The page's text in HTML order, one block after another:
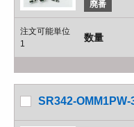
廃番
注文可能単位
1
数量
SR342-OMM1PW-